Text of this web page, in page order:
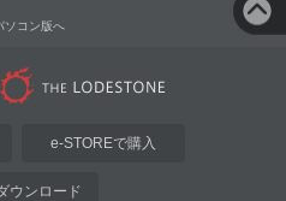
ソコン版へ
e-STOREで購入
ウンロード